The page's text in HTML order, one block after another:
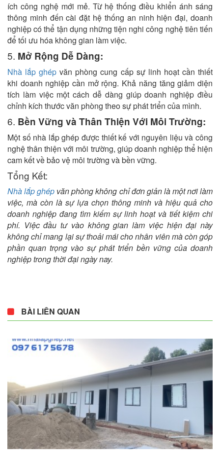
ích công nghệ mới mẻ. Từ hệ thống điều khiển ánh sáng
thông minh đến cài đặt hệ thống an ninh hiện đại, doanh
nghiệp có thể tận dụng những tiện nghi công nghệ tiên tiến
để tối ưu hóa không gian làm việc.
5. Mở Rộng Dễ Dàng:
Nhà lắp ghép văn phòng cung cấp sự linh hoạt cần thiết
khi doanh nghiệp cần mở rộng. Khả năng tăng giảm diện
tích làm việc một cách dễ dàng giúp doanh nghiệp điều
chỉnh kích thước văn phòng theo sự phát triển của mình.
6. Bền Vững và Thân Thiện Với Môi Trường:
Một số nhà lắp ghép được thiết kế với nguyên liệu và công
nghệ thân thiện với môi trường, giúp doanh nghiệp thể hiện
cam kết về bảo vệ môi trường và bền vững.
Tổng Kết:
Nhà lắp ghép văn phòng không chỉ đơn giản là một nơi làm
việc, mà còn là sự lựa chọn thông minh và hiệu quả cho
doanh nghiệp đang tìm kiếm sự linh hoạt và tiết kiệm chi
phí. Việc đầu tư vào không gian làm việc hiện đại này
không chỉ mang lại sự thoải mái cho nhân viên mà còn góp
phần quan trọng vào sự phát triển bền vững của doanh
nghiệp trong thời đại ngày nay.
BÀI LIÊN QUAN